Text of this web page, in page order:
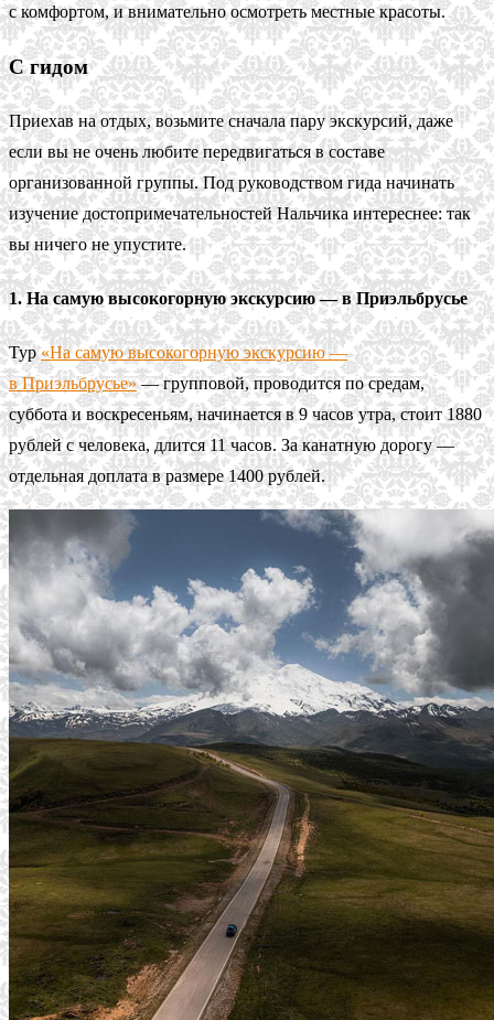
с комфортом, и внимательно осмотреть местные красоты.
С гидом
Приехав на отдых, возьмите сначала пару экскурсий, даже
если вы не очень любите передвигаться в составе
организованной группы. Под руководством гида начинать
изучение достопримечательностей Нальчика интереснее: так
вы ничего не упустите.
1. На самую высокогорную экскурсию — в Приэльбрусье
Тур«На самую высокогорную экскурсию —
в Приэльбрусье»— групповой, проводится по средам,
суббота и воскресеньям, начинается в 9 часов утра, стоит 1880
рублей с человека, длится 11 часов. За канатную дорогу —
отдельная доплата в размере 1400 рублей.